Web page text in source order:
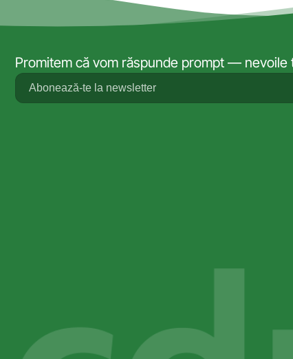
Promitem că vom răspunde prompt — nevoile